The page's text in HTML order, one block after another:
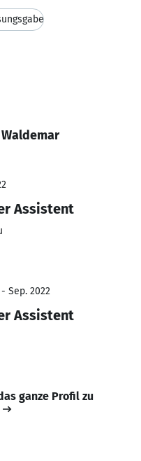
Assistent
Sep. 2022
Assistent
ganze Profil zu